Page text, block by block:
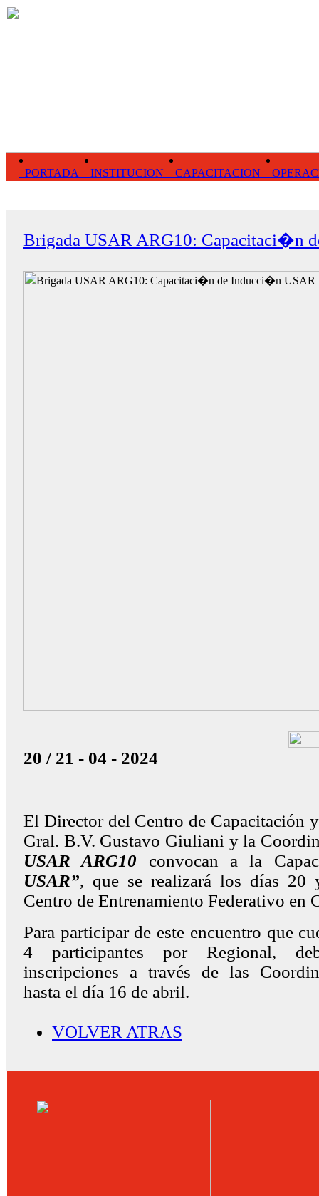
PORTADA INSTITUCION CAPACITACION
Brigada USAR ARG10: Capacitaci�n
20 / 21 - 04 - 2024
El Director del Centro de Capacitación
Gral. B.V. Gustavo Giuliani y la
USAR ARG10 convocan a la
USAR”, que se realizará los días
Centro de Entrenamiento Federativo en
Para participar de este encuentro que
4 participantes por Regional,
inscripciones a través de las
hasta el día 16 de abril.
VOLVER ATRAS